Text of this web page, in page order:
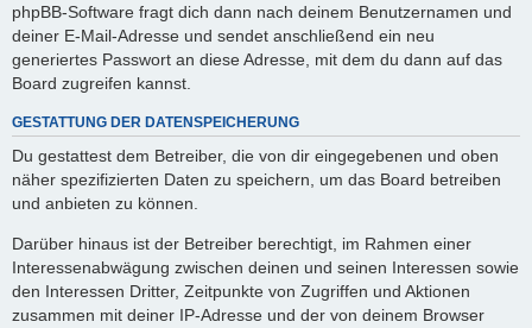
phpBB-Software fragt dich dann nach deinem Benutzernamen und
deiner E-Mail-Adresse und sendet anschließend ein neu
generiertes Passwort an diese Adresse, mit dem du dann auf das
Board zugreifen kannst.
GESTATTUNG DER DATENSPEICHERUNG
Du gestattest dem Betreiber, die von dir eingegebenen und oben
näher spezifizierten Daten zu speichern, um das Board betreiben
und anbieten zu können.
Darüber hinaus ist der Betreiber berechtigt, im Rahmen einer
Interessenabwägung zwischen deinen und seinen Interessen sowie
den Interessen Dritter, Zeitpunkte von Zugriffen und Aktionen
zusammen mit deiner IP-Adresse und der von deinem Browser